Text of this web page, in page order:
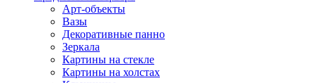
Арт-объекты
Вазы
Декоративные панно
Зеркала
Картины на стекле
Картины на холстах